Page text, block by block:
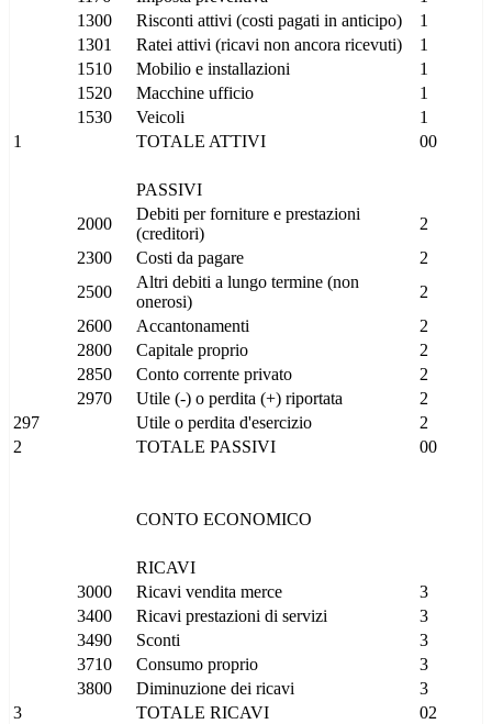
1300
Risconti attivi (costi pagati in anticipo)
1
1301
Ratei attivi (ricavi non ancora ricevuti)
1
1510
Mobilio e installazioni
1
1520
Macchine ufficio
1
1530
Veicoli
1
1
TOTALE ATTIVI 00
PASSIVI
2000
Debiti per forniture e prestazioni
(creditori)
2
2300
Costi da pagare
2
2500
Altri debiti a lungo termine (non
onerosi)
2
2600
Accantonamenti
2
2800
Capitale proprio
2
2850
Conto corrente privato
2
2970
Utile (-) o perdita (+) riportata
2
297
Utile o perdita d'esercizio
2
2
TOTALE PASSIVI 00
CONTO ECONOMICO
RICAVI
3000
Ricavi vendita merce
3
3400
Ricavi prestazioni di servizi
3
3490
Sconti
3
3710
Consumo proprio
3
3800
Diminuzione dei ricavi
3
3
TOTALE RICAVI 02